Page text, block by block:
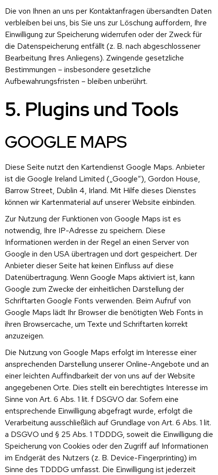
Die von Ihnen an uns per Kontaktanfragen übersandten Daten
verbleiben bei uns, bis Sie uns zur Löschung auffordern, Ihre
Einwilligung zur Speicherung widerrufen oder der Zweck für
die Datenspeicherung entfällt (z. B. nach abgeschlossener
Bearbeitung Ihres Anliegens). Zwingende gesetzliche
Bestimmungen – insbesondere gesetzliche
Aufbewahrungsfristen – bleiben unberührt.
5. Plugins und Tools
GOOGLE MAPS
Diese Seite nutzt den Kartendienst Google Maps. Anbieter
ist die Google Ireland Limited („Google“), Gordon House,
Barrow Street, Dublin 4, Irland. Mit Hilfe dieses Dienstes
können wir Kartenmaterial auf unserer Website einbinden.
Zur Nutzung der Funktionen von Google Maps ist es
notwendig, Ihre IP-Adresse zu speichern. Diese
Informationen werden in der Regel an einen Server von
Google in den USA übertragen und dort gespeichert. Der
Anbieter dieser Seite hat keinen Einfluss auf diese
Datenübertragung. Wenn Google Maps aktiviert ist, kann
Google zum Zwecke der einheitlichen Darstellung der
Schriftarten Google Fonts verwenden. Beim Aufruf von
Google Maps lädt Ihr Browser die benötigten Web Fonts in
ihren Browsercache, um Texte und Schriftarten korrekt
anzuzeigen.
Die Nutzung von Google Maps erfolgt im Interesse einer
ansprechenden Darstellung unserer Online-Angebote und an
einer leichten Auffindbarkeit der von uns auf der Website
angegebenen Orte. Dies stellt ein berechtigtes Interesse im
Sinne von Art. 6 Abs. 1 lit. f DSGVO dar. Sofern eine
entsprechende Einwilligung abgefragt wurde, erfolgt die
Verarbeitung ausschließlich auf Grundlage von Art. 6 Abs. 1 lit.
a DSGVO und § 25 Abs. 1 TDDDG, soweit die Einwilligung die
Speicherung von Cookies oder den Zugriff auf Informationen
im Endgerät des Nutzers (z. B. Device-Fingerprinting) im
Sinne des TDDDG umfasst. Die Einwilligung ist jederzeit